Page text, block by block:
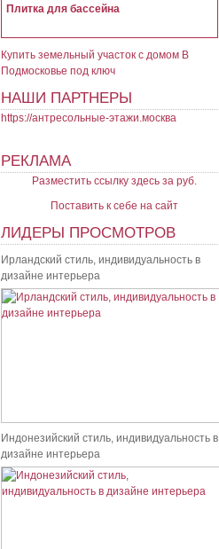
Плитка для бассейна
Купить земельный участок с домом В
Подмосковье под ключ
НАШИ ПАРТНЕРЫ
https://антресольные-этажи.москва
РЕКЛАМА
Разместить ссылку здесь за руб.
Поставить к себе на сайт
ЛИДЕРЫ ПРОСМОТРОВ
Ирландский стиль, индивидуальность в
дизайне интерьера
Индонезийский стиль, индивидуальность в
дизайне интерьера